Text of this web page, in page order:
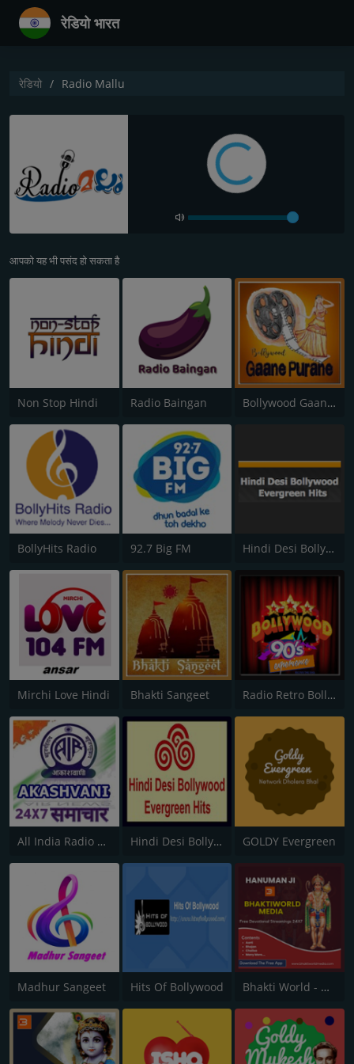
रेडियो भारत
रेडियो Radio Mallu
आपको यह भी पसंद हो सकता है
Non Stop Hindi Radio Baingan Bollywood Gaane Purane
BollyHits Radio 92.7 Big FM Hindi Desi Bollywood Evergreen Hits
Mirchi Love Hindi Bhakti Sangeet Radio Retro Bollywood 90s
All India Radio News Hindi Desi Bollywood Evergreen Hits - Channel 2 GOLDY Evergreen
Madhur Sangeet Hits Of Bollywood Bhakti World - Hanuman